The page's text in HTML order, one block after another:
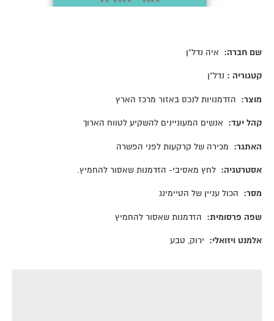
שם חברה: איה נדל”ן
קטגוריה : נדל”ן
מוצר: הזדמנויות לנכס באזור מרכז הארץ
קהל יעד: אנשים המעוניינים להשקיע לטווח הארוך
האתגר: מכירה של קרקעות לפני הפשרה
אסטרטגיה: לחץ מאסיבי- הזדמנות שאסור להחמיץ.
מסר: הכול עניין של הטיימינג
שפה פרסומית: הזדמנות שאסור להחמיץ
אלמנט ויזואלי: ירוק, טבע